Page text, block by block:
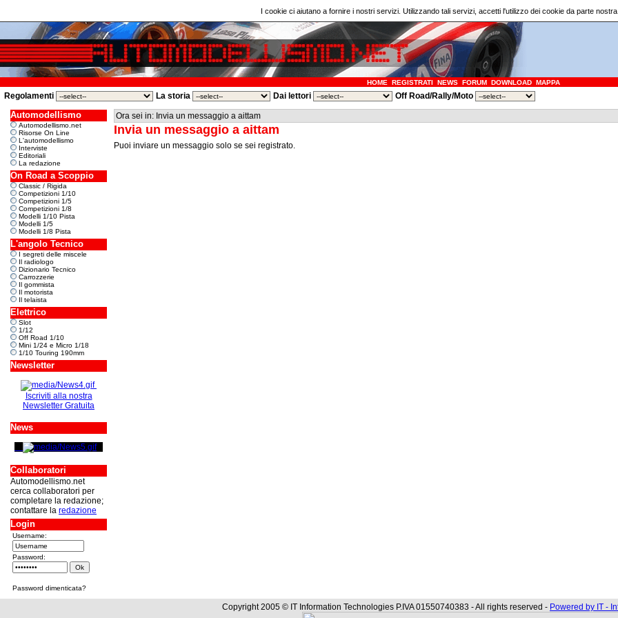
I cookie ci aiutano a fornire i nostri servizi. Utilizzando tali servizi, accetti l'utilizzo dei cookie da parte nostra.
HOME REGISTRATI NEWS FORUM DOWNLOAD MAPPA
Regolamenti La storia Dai lettori Off Road/Rally/Moto
Automodellismo
Automodellismo.net
Risorse On Line
L'automodellismo
Interviste
Editoriali
La redazione
On Road a Scoppio
Classic / Rigida
Competizioni 1/10
Competizioni 1/5
Competizioni 1/8
Modelli 1/10 Pista
Modelli 1/5
Modelli 1/8 Pista
L'angolo Tecnico
I segreti delle miscele
Il radiologo
Dizionario Tecnico
Carrozzerie
Il gommista
Il motorista
Il telaista
Elettrico
Slot
1/12
Off Road 1/10
Mini 1/24 e Micro 1/18
1/10 Touring 190mm
Newsletter
Iscriviti alla nostra
Newsletter Gratuita
News
Collaboratori
Automodellismo.net
cerca collaboratori per
completare la redazione;
contattare la redazione
Login
Username:
Password:
Password dimenticata?
Ora sei in: Invia un messaggio a aittam
Invia un messaggio a aittam
Puoi inviare un messaggio solo se sei registrato.
Copyright 2005 © IT Information Technologies P.IVA 01550740383 - All rights reserved - Powered by IT -